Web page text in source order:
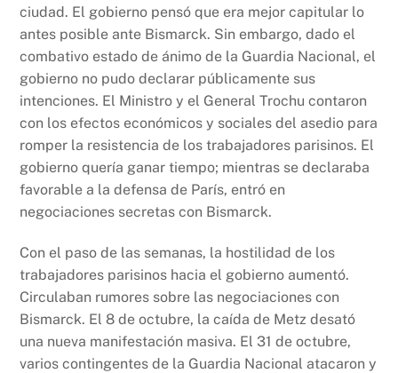
ciudad. El gobierno pensó que era mejor capitular lo
antes posible ante Bismarck. Sin embargo, dado el
combativo estado de ánimo de la Guardia Nacional, el
gobierno no pudo declarar públicamente sus
intenciones. El Ministro y el General Trochu contaron
con los efectos económicos y sociales del asedio para
romper la resistencia de los trabajadores parisinos. El
gobierno quería ganar tiempo; mientras se declaraba
favorable a la defensa de París, entró en
negociaciones secretas con Bismarck.
Con el paso de las semanas, la hostilidad de los
trabajadores parisinos hacia el gobierno aumentó.
Circulaban rumores sobre las negociaciones con
Bismarck. El 8 de octubre, la caída de Metz desató
una nueva manifestación masiva. El 31 de octubre,
varios contingentes de la Guardia Nacional atacaron y